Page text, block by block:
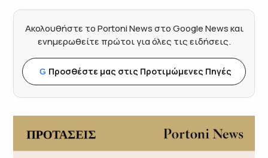
Ακολουθήστε το Portoni News στο Google News και
ενημερωθείτε πρώτοι για όλες τις ειδήσεις.
G Προσθέστε μας στις Προτιμώμενες Πηγές